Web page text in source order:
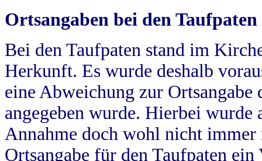
Ortsangaben bei den Taufpaten
Bei den Taufpaten stand im
Herkunft. Es wurde deshalb
eine Abweichung zur
angegeben wurde. Hierbei wurde
Annahme doch wohl nicht
Ortsangabe für den Taufpaten